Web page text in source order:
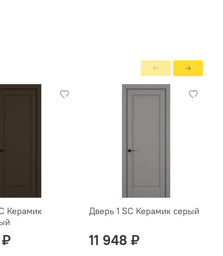
Керамик
₽
Дверь 1 SC Керамик серый
11 948 ₽